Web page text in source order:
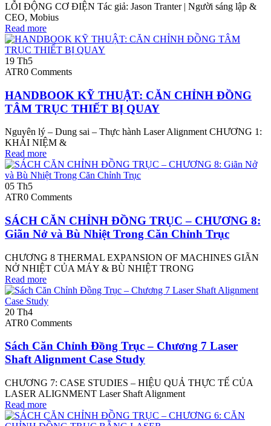
LỖI ĐỘNG CƠ ĐIỆN Tác giả: Jason Tranter | Người sáng lập &
CEO, Mobius
Read more
19 Th5
ATR0 Comments
HANDBOOK KỸ THUẬT: CĂN CHỈNH ĐỒNG
TÂM TRỤC THIẾT BỊ QUAY
Nguyên lý – Dung sai – Thực hành Laser Alignment CHƯƠNG 1:
KHÁI NIỆM &
Read more
05 Th5
ATR0 Comments
SÁCH CĂN CHỈNH ĐỒNG TRỤC – CHƯƠNG 8:
Giãn Nở và Bù Nhiệt Trong Căn Chỉnh Trục
CHƯƠNG 8 THERMAL EXPANSION OF MACHINES GIÃN
NỞ NHIỆT CỦA MÁY & BÙ NHIỆT TRONG
Read more
20 Th4
ATR0 Comments
Sách Căn Chỉnh Đồng Trục – Chương 7 Laser
Shaft Alignment Case Study
CHƯƠNG 7: CASE STUDIES – HIỆU QUẢ THỰC TẾ CỦA
LASER ALIGNMENT Laser Shaft Alignment
Read more